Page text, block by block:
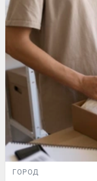
ГОРОД